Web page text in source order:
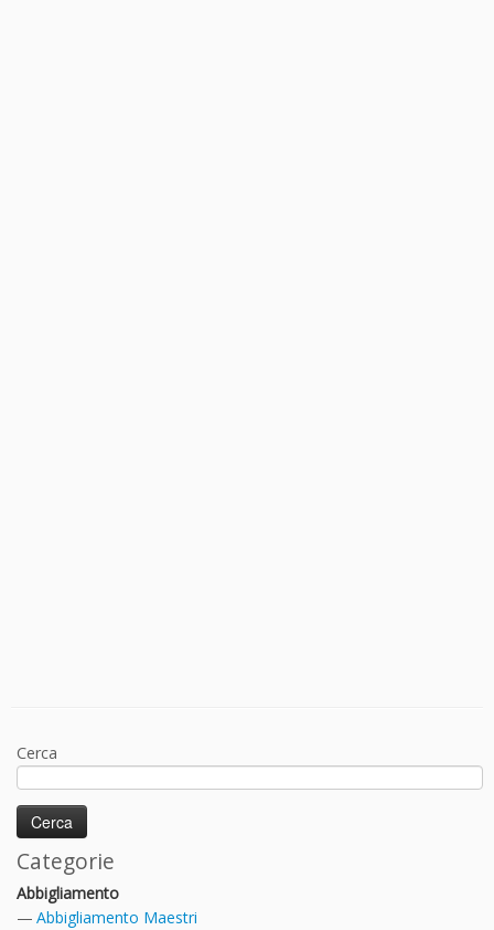
Cerca
Categorie
Abbigliamento
Abbigliamento Maestri